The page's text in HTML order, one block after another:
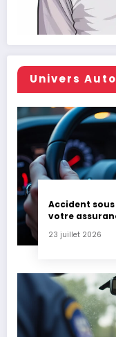
Univers Auto
Accident
votre
23 juillet 2026